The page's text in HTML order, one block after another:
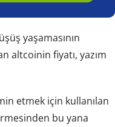
yaşamasının
altcoinin fiyatı, yazım
etmek için kullanılan
bu yana